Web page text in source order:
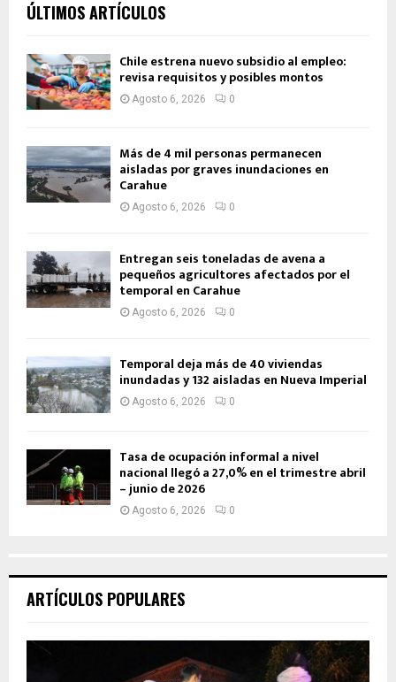
ÚLTIMOS ARTÍCULOS
Chile estrena nuevo subsidio al empleo:
revisa requisitos y posibles montos
Agosto 6, 2026 0
Más de 4 mil personas permanecen
aisladas por graves inundaciones en
Carahue
Agosto 6, 2026 0
Entregan seis toneladas de avena a
pequeños agricultores afectados por el
temporal en Carahue
Agosto 6, 2026 0
Temporal deja más de 40 viviendas
inundadas y 132 aisladas en Nueva Imperial
Agosto 6, 2026 0
Tasa de ocupación informal a nivel
nacional llegó a 27,0% en el trimestre abril
– junio de 2026
Agosto 6, 2026 0
ARTÍCULOS POPULARES